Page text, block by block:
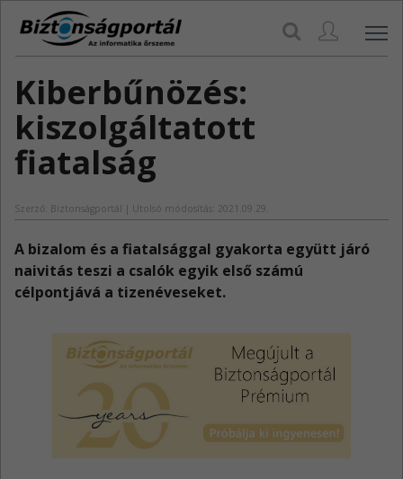
Kiberbűnözés:
kiszolgáltatott
fiatalság
Szerző: Biztonságportál | Utolsó módosítás: 2021.09.29.
​A bizalom és a fiatalsággal gyakorta együtt járó
naivitás teszi a csalók egyik első számú
célpontjává a tizenéveseket.